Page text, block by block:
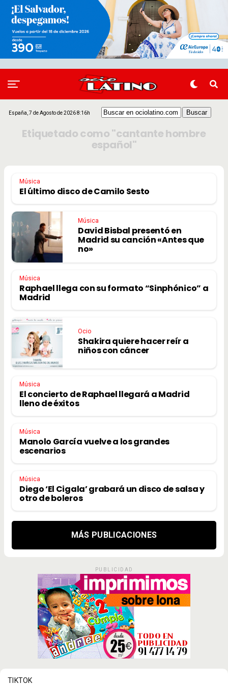
España, 7 de Agosto de 2026 8:16h
Etiquetado como "cantante hombre
español"
Música
El último disco de Camilo Sesto
Música
David Bisbal presentó en
Madrid su canción «Antes que
no»
Música
Raphael llega con su formato “Sinphónico” a
Madrid
Ocio
Shakira quiere hacer reír a
niños con cáncer
Música
El concierto de Raphael llegará a Madrid
lleno de éxitos
Música
Manolo García vuelve a los grandes
escenarios
Música
Diego ‘El Cigala’ grabará un disco de salsa y
otro de boleros
MÁS PUBLICACIONES
PUBLICIDAD
TIKTOK